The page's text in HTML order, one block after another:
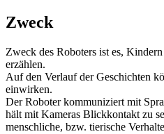
Zweck
Zweck des Roboters ist es,
erzählen.
Auf den Verlauf der Geschichten
einwirken.
Der Roboter kommuniziert mit
hält mit Kameras Blickkontakt zu
menschliche, bzw. tierische